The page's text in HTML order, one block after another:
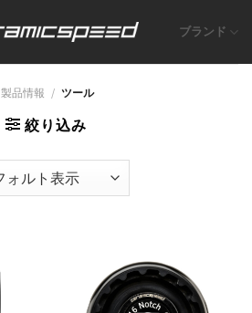
ブランド
製品情報 / ツール
絞り込み